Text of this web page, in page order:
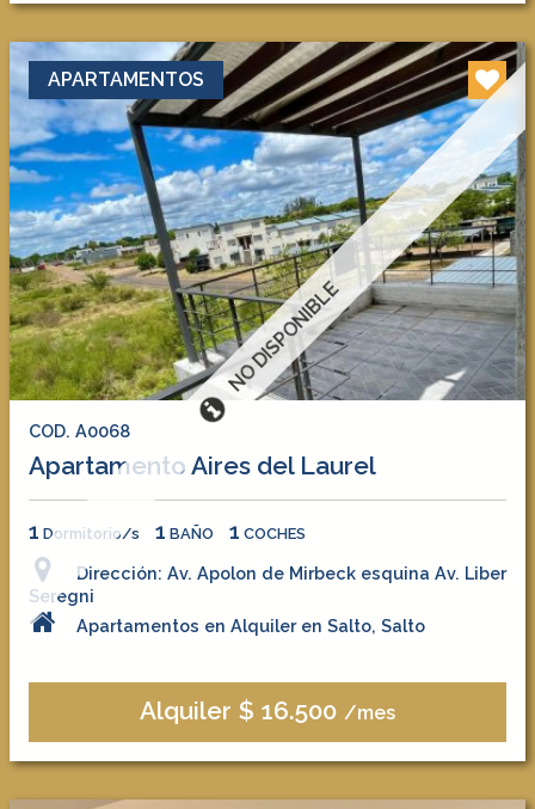
NO DISPONIBLE
APARTAMENTOS
COD. A0068
Apartamento Aires del Laurel
1 Dormitorio/s 1 BAÑO 1 COCHES
Dirección: Av. Apolon de Mirbeck esquina Av. Liber
Seregni
Apartamentos en Alquiler en Salto, Salto
Alquiler $ 16.500 /mes